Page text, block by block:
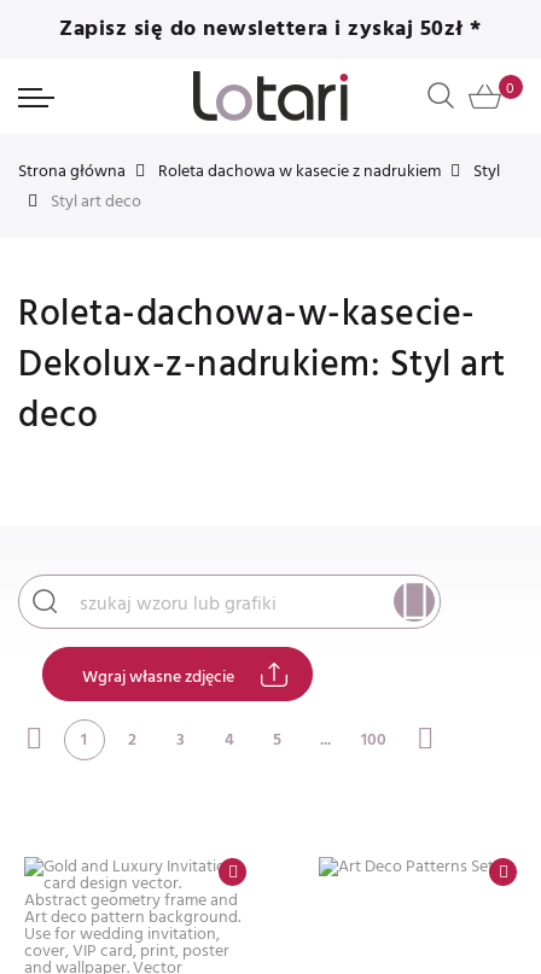
Zapisz się do newslettera i zyskaj 50zł *
Strona główna Roleta dachowa w kasecie z nadrukiem
Styl
Styl art deco
Roleta-dachowa-w-kasecie-
Dekolux-z-nadrukiem: Styl art
deco
Wgraj własne zdjęcie
1 2 3 4 5 ... 100